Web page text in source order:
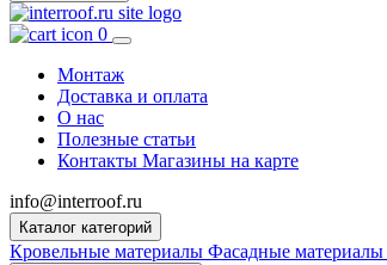
0
Монтаж
Доставка и оплата
О нас
Полезные статьи
Контакты Магазины на карте
info@interroof.ru
Каталог категорий
Кровельные материалы Фасадные материалы